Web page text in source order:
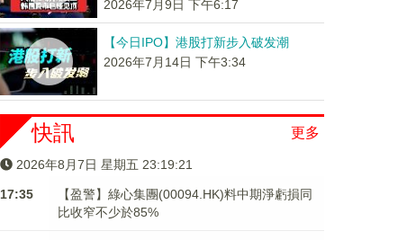
2026年7月9日 下午6:17
【今日IPO】港股打新步入破发潮
2026年7月14日 下午3:34
更多
快訊
2026年8月7日 星期五 23:19:22
17:35
【盈警】綠心集團(00094.HK)料中期淨虧損同
比收窄不少於85%